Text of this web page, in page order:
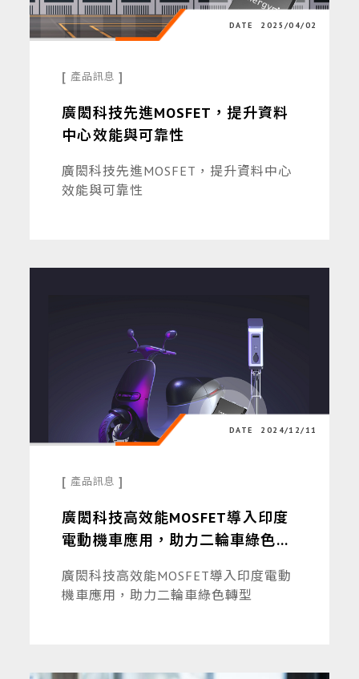
DATE 2025/04/02
[ 產品訊息 ]
廣閎科技先進MOSFET，提升資料
中心效能與可靠性
廣閎科技先進MOSFET，提升資料中心
效能與可靠性
DATE 2024/12/11
[ 產品訊息 ]
廣閎科技高效能MOSFET導入印度
電動機車應用，助力二輪車綠色轉
廣閎科技高效能MOSFET導入印度電動
機車應用，助力二輪車綠色轉型